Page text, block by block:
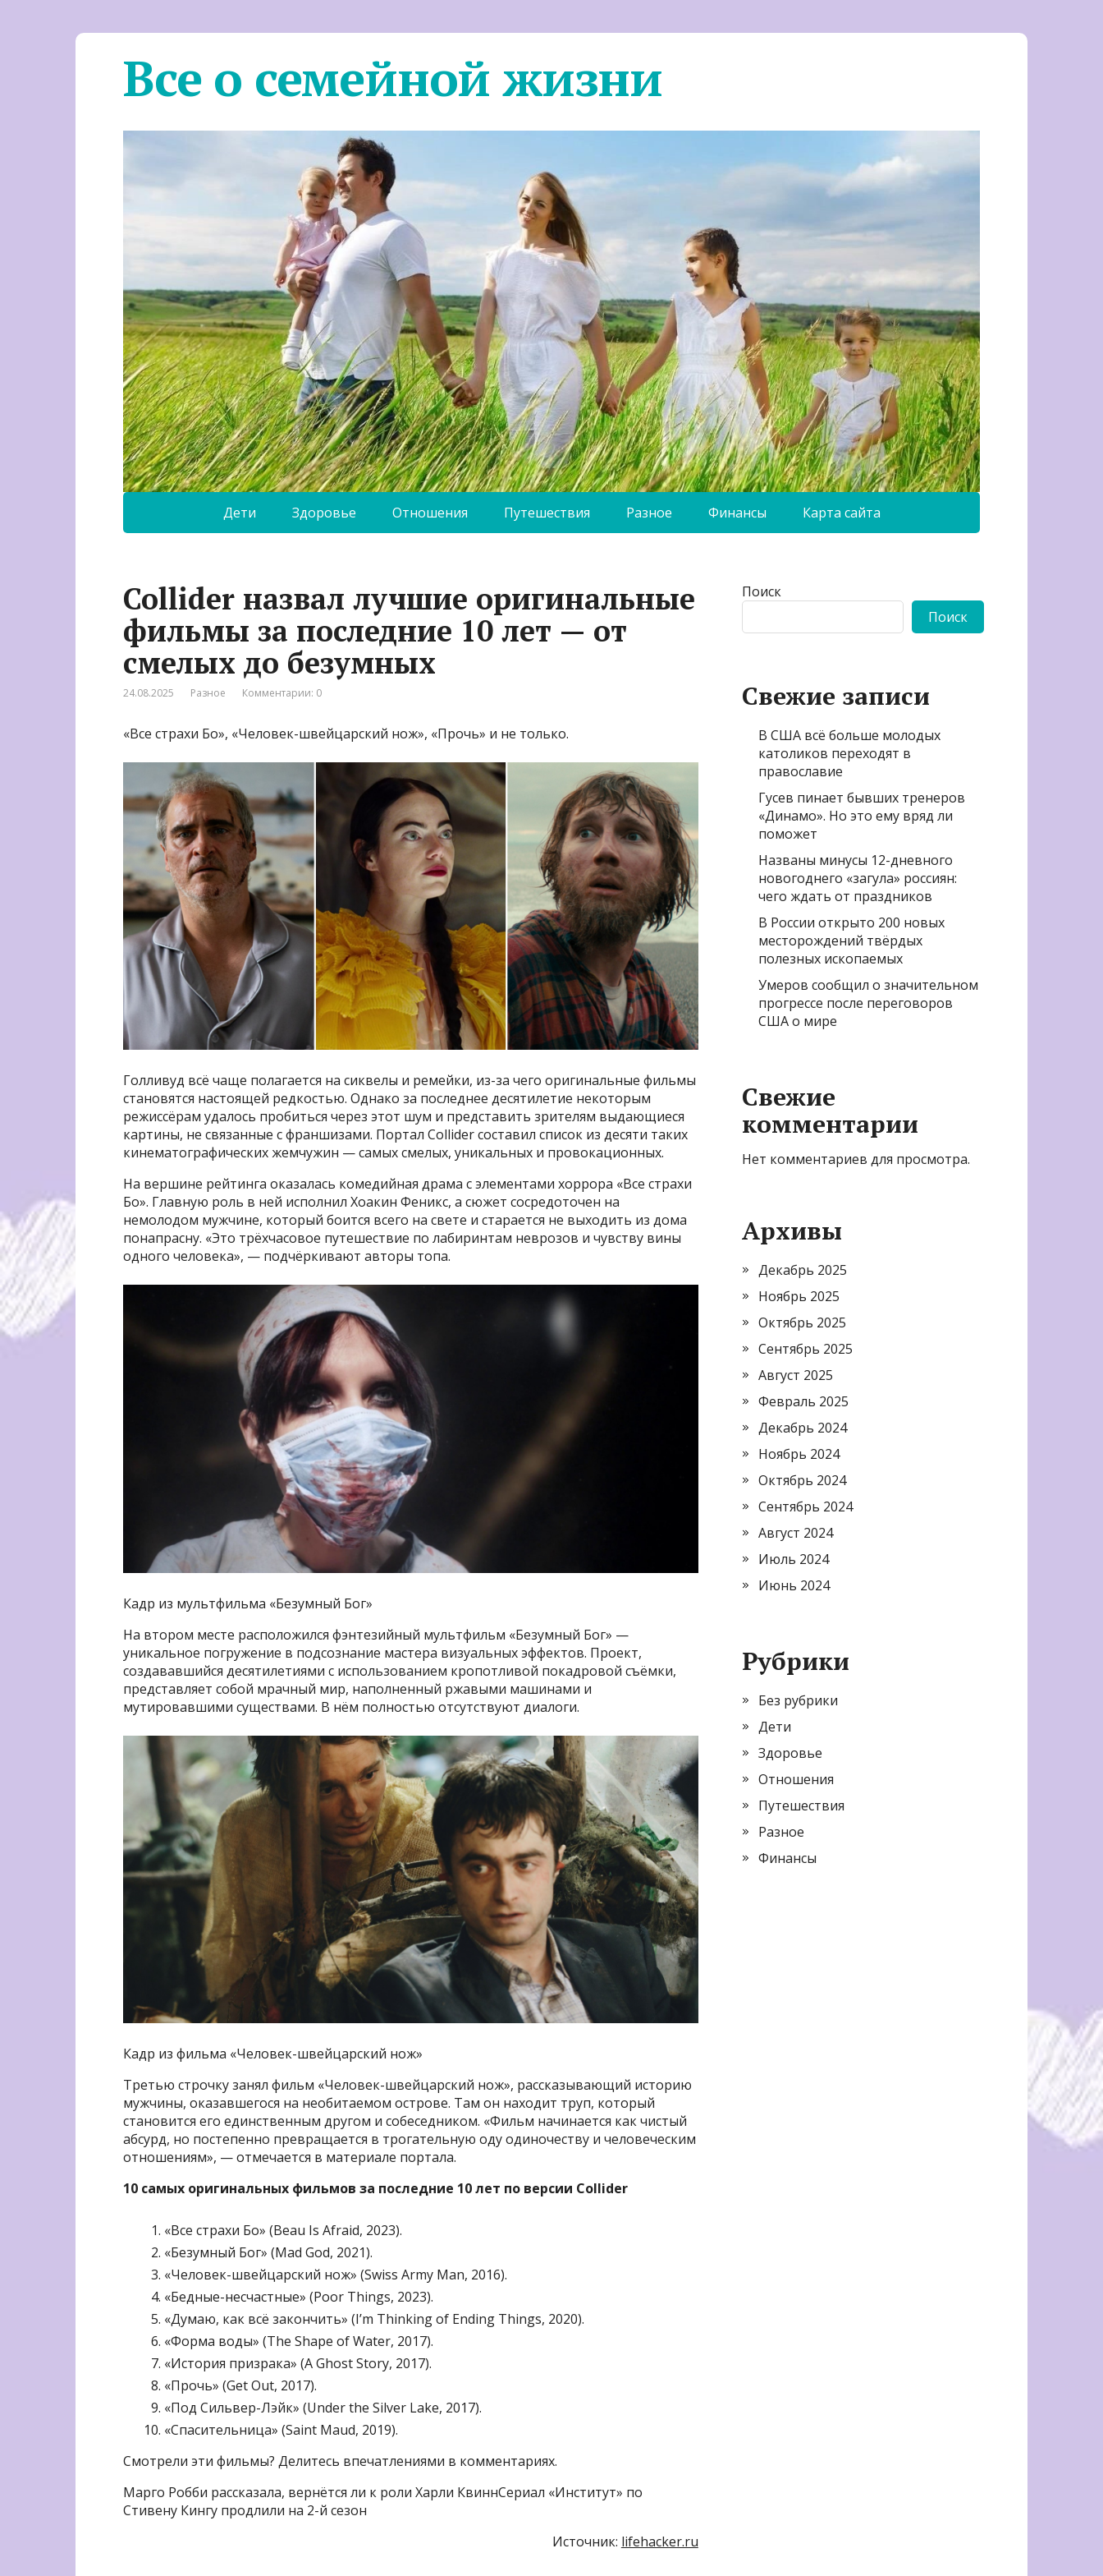
Все о семейной жизни
Дети Здоровье Отношения Путешествия Разное Финансы Карта сайта
Collider назвал лучшие оригинальные
фильмы за последние 10 лет — от
смелых до безумных
24.08.2025 Разное Комментарии: 0
«Все страхи Бо», «Человек-швейцарский нож», «Прочь» и не только.
Голливуд всё чаще полагается на сиквелы и ремейки, из-за чего оригинальные фильмы
становятся настоящей редкостью. Однако за последнее десятилетие некоторым
режиссёрам удалось пробиться через этот шум и представить зрителям выдающиеся
картины, не связанные с франшизами. Портал Collider составил список из десяти таких
кинематографических жемчужин — самых смелых, уникальных и провокационных.
На вершине рейтинга оказалась комедийная драма с элементами хоррора «Все страхи
Бо». Главную роль в ней исполнил Хоакин Феникс, а сюжет сосредоточен на
немолодом мужчине, который боится всего на свете и старается не выходить из дома
понапрасну. «Это трёхчасовое путешествие по лабиринтам неврозов и чувству вины
одного человека», — подчёркивают авторы топа.
Кадр из мультфильма «Безумный Бог»
На втором месте расположился фэнтезийный мультфильм «Безумный Бог» —
уникальное погружение в подсознание мастера визуальных эффектов. Проект,
создававшийся десятилетиями с использованием кропотливой покадровой съёмки,
представляет собой мрачный мир, наполненный ржавыми машинами и
мутировавшими существами. В нём полностью отсутствуют диалоги.
Кадр из фильма «Человек-швейцарский нож»
Третью строчку занял фильм «Человек-швейцарский нож», рассказывающий историю
мужчины, оказавшегося на необитаемом острове. Там он находит труп, который
становится его единственным другом и собеседником. «Фильм начинается как чистый
абсурд, но постепенно превращается в трогательную оду одиночеству и человеческим
отношениям», — отмечается в материале портала.
10 самых оригинальных фильмов за последние 10 лет по версии Collider
«Все страхи Бо» (Beau Is Afraid, 2023).
«Безумный Бог» (Mad God, 2021).
«Человек-швейцарский нож» (Swiss Army Man, 2016).
«Бедные-несчастные» (Poor Things, 2023).
«Думаю, как всё закончить» (I’m Thinking of Ending Things, 2020).
«Форма воды» (The Shape of Water, 2017).
«История призрака» (A Ghost Story, 2017).
«Прочь» (Get Out, 2017).
«Под Сильвер-Лэйк» (Under the Silver Lake, 2017).
«Спасительница» (Saint Maud, 2019).
Смотрели эти фильмы? Делитесь впечатлениями в комментариях.
Марго Робби рассказала, вернётся ли к роли Харли КвиннСериал «Институт» по
Стивену Кингу продлили на 2-й сезон
Источник: lifehacker.ru
Поиск
Поиск
Свежие записи
В США всё больше молодых
католиков переходят в
православие
Гусев пинает бывших тренеров
«Динамо». Но это ему вряд ли
поможет
Названы минусы 12-дневного
новогоднего «загула» россиян:
чего ждать от праздников
В России открыто 200 новых
месторождений твёрдых
полезных ископаемых
Умеров сообщил о значительном
прогрессе после переговоров
США о мире
Свежие
комментарии
Нет комментариев для просмотра.
Архивы
Декабрь 2025
Ноябрь 2025
Октябрь 2025
Сентябрь 2025
Август 2025
Февраль 2025
Декабрь 2024
Ноябрь 2024
Октябрь 2024
Сентябрь 2024
Август 2024
Июль 2024
Июнь 2024
Рубрики
Без рубрики
Дети
Здоровье
Отношения
Путешествия
Разное
Финансы